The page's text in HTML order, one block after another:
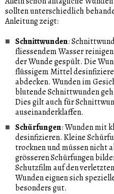
sollten unterschiedlich
Anleitung zeigt:
Schnittwunden:
fliessendem Wasser
der Wunde gespült. Die
flüssigem Mittel
abdecken. Wunden im
blutende Schnittwunden
Dies gilt auch für
auseinanderklaffen.
Schürfungen: Wunden mit
desinfizieren. Kleine
trocknen und müssen nicht
grösseren Schürfungen
Schutzfilm auf den
Wunden eignen sich
besonders gut.